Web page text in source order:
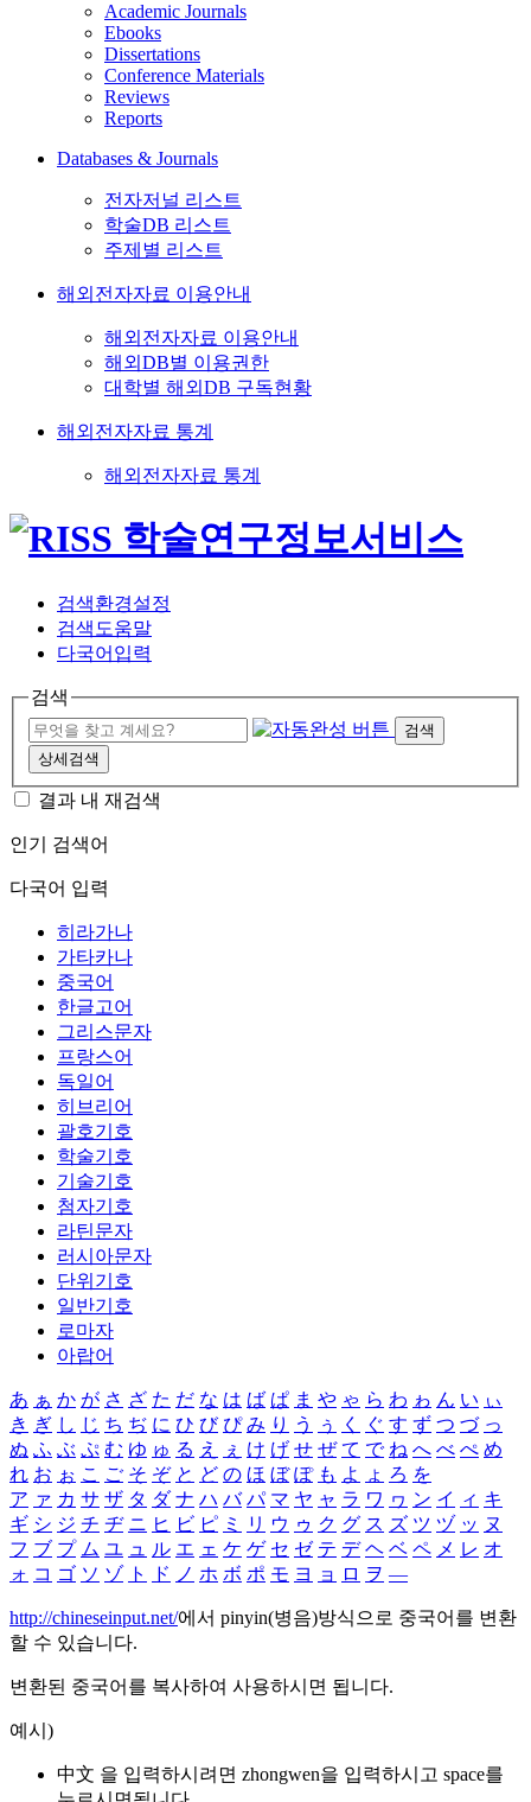
Academic Journals
Ebooks
Dissertations
Conference Materials
Reviews
Reports
Databases & Journals
전자저널 리스트
학술DB 리스트
주제별 리스트
해외전자자료 이용안내
해외전자자료 이용안내
해외DB별 이용권한
대학별 해외DB 구독현황
해외전자자료 통계
해외전자자료 통계
검색환경설정
검색도움말
다국어입력
검색
검색
상세검색
결과 내 재검색
인기 검색어
다국어 입력
히라가나
가타카나
중국어
한글고어
그리스문자
프랑스어
독일어
히브리어
괄호기호
학술기호
기술기호
첨자기호
라틴문자
러시아문자
단위기호
일반기호
로마자
아랍어
あ ぁ か が さ ざ た だ な は ば ぱ ま や ゃ ら わ ゎ ん い ぃ
き ぎ し じ ち ぢ に ひ び ぴ み り う ぅ く ぐ す ず つ づ っ
ぬ ふ ぶ ぷ む ゆ ゅ る え ぇ け げ せ ぜ て で ね へ べ ぺ め
れ お ぉ こ ご そ ぞ と ど の ほ ぼ ぽ も よ ょ ろ を
ア ァ カ サ ザ タ ダ ナ ハ バ パ マ ヤ ャ ラ ワ ヮ ン イ ィ キ
ギ シ ジ チ ヂ ニ ヒ ビ ピ ミ リ ウ ゥ ク グ ス ズ ツ ヅ ッ ヌ
フ ブ プ ム ユ ュ ル エ ェ ケ ゲ セ ゼ テ デ ヘ ベ ペ メ レ オ
ォ コ ゴ ソ ゾ ト ド ノ ホ ボ ポ モ ヨ ョ ロ ヲ ―
http://chineseinput.net/에서 pinyin(병음)방식으로 중국어를 변환
할 수 있습니다.
변환된 중국어를 복사하여 사용하시면 됩니다.
예시)
中文 을 입력하시려면 zhongwen을 입력하시고 space를